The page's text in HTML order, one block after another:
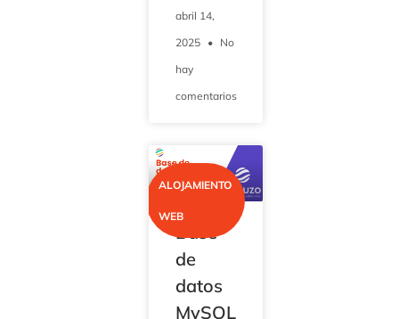
abril 14,
2025
No
hay
comentarios
ALOJAMIENTO
WEB
Base
de
datos
MySQL